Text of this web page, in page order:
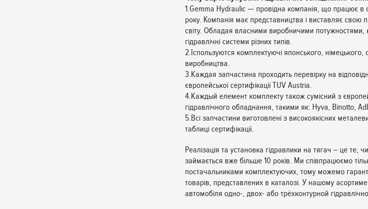
1.Gemma Hydraulic — провідна компанія, що працює в
року. Компанія має представництва і виставляє свою
світу. Обладая власними виробничими потужностями,
гідравлічні системи різних типів.
2.Іспользуются комплектуючі японського, німецького,
виробництва.
3.Каждая запчастина проходить перевірку на
європейської сертифікації TUV Austria.
4.Каждый елемент комплекту також сумісний з
гідравлічного обладнання, такими як: Hyva, Binotto,
5.Всі запчастини виготовлені з високоякісних
таблиці сертифікації.
Реалізація та установка гідравлики на тягач – це
займається вже більше 10 років. Ми співпрацюємо
постачальниками комплектуючих, тому можемо
товарів, представлених в каталозі. У нашому
автомобіля одно-, двох- або трёхконтурной